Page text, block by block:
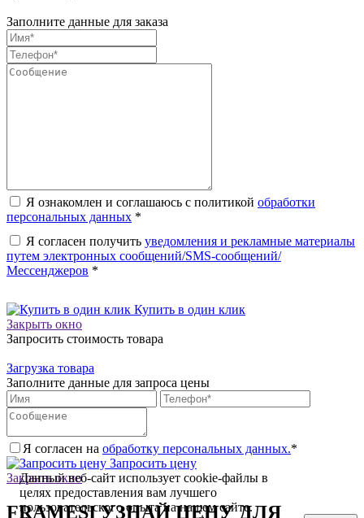
Заполните данные для заказа
Я ознакомлен и соглашаюсь с политикой обработки
персональных данных *
Я согласен получить уведомления и рекламные материалы
путем электронных сообщений/SMS-сообщений/
Мессенджеров *
Купить в один клик
Закрыть окно
Запросить стоимость товара
Загрузка товара
Заполните данные для запроса цены
Я согласен на обработку персональных данных.*
Запросить цену
Закрыть окно
FRAMESI УЗНАЙ ЦЕНУ ДЛЯ
Данный веб-сайт использует cookie-файлы в
целях предоставления вам лучшего
пользовательского опыта на нашем сайте.